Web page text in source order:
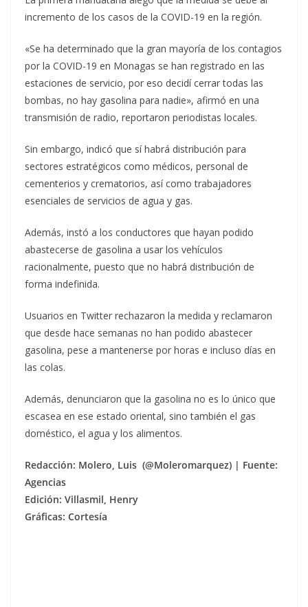
incremento de los casos de la COVID-19 en la región.
«Se ha determinado que la gran mayoría de los contagios
por la COVID-19 en Monagas se han registrado en las
estaciones de servicio, por eso decidí cerrar todas las
bombas, no hay gasolina para nadie», afirmó en una
transmisión de radio, reportaron periodistas locales.
Sin embargo, indicó que sí habrá distribución para
sectores estratégicos como médicos, personal de
cementerios y crematorios, así como trabajadores
esenciales de servicios de agua y gas.
Además, instó a los conductores que hayan podido
abastecerse de gasolina a usar los vehículos
racionalmente, puesto que no habrá distribución de
forma indefinida.
Usuarios en Twitter rechazaron la medida y reclamaron
que desde hace semanas no han podido abastecer
gasolina, pese a mantenerse por horas e incluso días en
las colas.
Además, denunciaron que la gasolina no es lo único que
escasea en ese estado oriental, sino también el gas
doméstico, el agua y los alimentos.
Redacción: Molero, Luis (@Moleromarquez) | Fuente:
Agencias
Edición: Villasmil, Henry
Gráficas: Cortesía